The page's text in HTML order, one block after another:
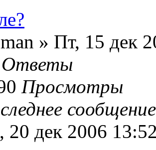
» Пт, 15 дек
Ответы
Просмотры
20 дек 2006